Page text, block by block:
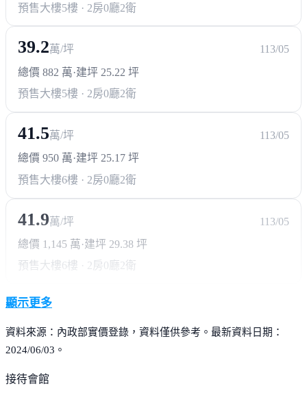
預售大樓5樓 · 2房0廳2衛
39.2萬/坪
113/05
總價 882 萬·建坪 25.22 坪
預售大樓5樓 · 2房0廳2衛
41.5萬/坪
113/05
總價 950 萬·建坪 25.17 坪
預售大樓6樓 · 2房0廳2衛
41.9萬/坪
113/05
總價 1,145 萬 ·建坪 29.38 坪
預售大樓6樓 · 2房0廳2衛
顯示更多
資料來源：內政部實價登錄，資料僅供參考。最新資料日期：
2024/06/03。
接待會館